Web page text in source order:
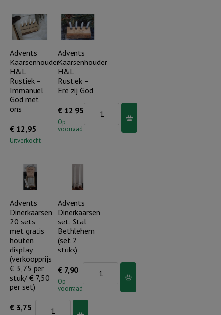
bent
(set
van
aantal
GHL
(set
van
4)
aantal
Advents
Kaarsenhouder
H&L
Rustiek –
Immanuel
God met
ons
€ 12,95
Uitverkocht
Advents
Kaarsenhouder
H&L
Rustiek –
Ere zij God
€ 12,95
Op
voorraad
Kaarsenhouder
God
aantal
Advents
Dinerkaarsen
20 sets
met gratis
houten
display
(verkoopprijs
€ 3,75 per
stuk/ € 7,50
per set)
€ 3,75
Advents
Advents
Dinerkaarsen
set: Stal
Bethlehem
(set 2
stuks)
€ 7,90
Op
voorraad
Advents